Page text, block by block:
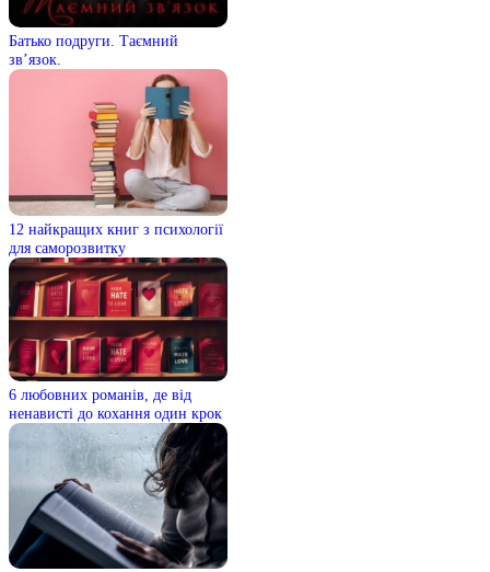
Батько подруги. Таємний
зв’язок.
12 найкращих книг з психології
для саморозвитку
6 любовних романів, де від
ненависті до кохання один крок